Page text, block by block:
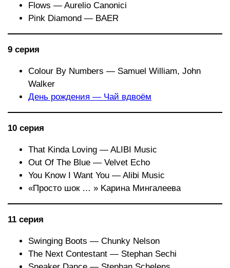
Flows — Aurelio Canonici
Pink Diamond — BAER
9 серия
Colour By Numbers — Samuel William, John
Walker
День рождения — Чай вдвоём
10 серия
That Kinda Loving — ALIBI Music
Out Of The Blue — Velvet Echo
You Know I Want You — Alibi Music
«Просто шок … » Kapинa Мингалеева
11 серия
Swinging Boots — Chunky Nelson
The Next Contestant — Stephan Sechi